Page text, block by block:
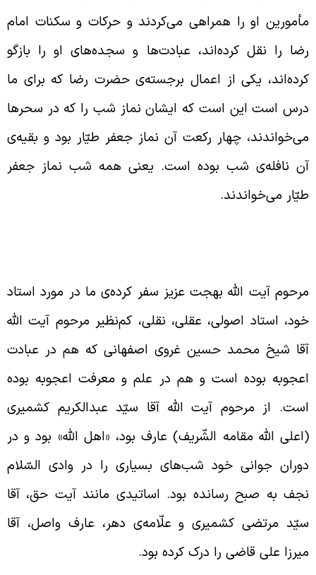
او را همراهی می‌کردند و حرکات و سکنات امام
را نقل کرده‌اند، عبادت‌ها و سجده‌های او را بازگو
یکی از اعمال برجسته‌ی حضرت رضا که برای ما
است این است که ایشان نماز شب را که در سحرها
چهار رکعت آن نماز جعفر طیّار بود و بقیه‌ی
نافله‌ی شب بوده است. یعنی همه شب نماز جعفر
می‌خواندند.
آیت الله بهجت عزیز سفر کرده‌ی ما در مورد استاد
استاد اصولی، عقلی، نقلی، کم‌نظیر مرحوم آیت الله
شیخ محمد حسین غروی اصفهانی که هم در عبادت
بوده است و هم در علم و معرفت اعجوبه بوده
از مرحوم آیت الله آقا سیّد عبدالکریم کشمیری
الله مقامه الشّریف) عارف بود، «اهل الله» بود و در
جوانی خود شب‌‌های بسیاری را در وادی السّلام
به صبح رسانده بود. اساتیدی مانند آیت حق، آقا
مرتضی کشمیری و علّامه‌ی دهر، عارف واصل، آقا
علی قاضی را درک کرده بود.